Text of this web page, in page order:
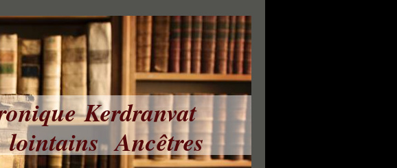
Kerdranvat
lointains Ancêtres